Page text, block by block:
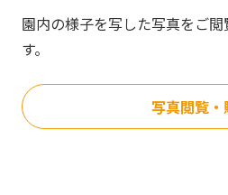
園内の様子を写した写真をご
す。
写真閲覧・